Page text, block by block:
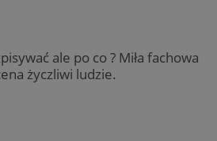
ale po co ? Miła fachowa
życzliwi ludzie.